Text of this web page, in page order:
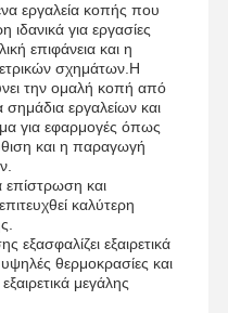
εργαλεία κοπής που
ιδανικά για εργασίες
επιφάνεια και η
σχημάτων.Η
την ομαλή κοπή από
σημάδια εργαλείων και
για εφαρμογές όπως
και η παραγωγή
επίστρωση και
καλύτερη
εξασφαλίζει εξαιρετικά
θερμοκρασίες και
μεγάλης